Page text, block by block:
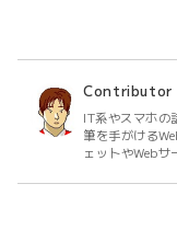
Contributor
IT系やスマホの
筆を手がける
ェットやWebサ